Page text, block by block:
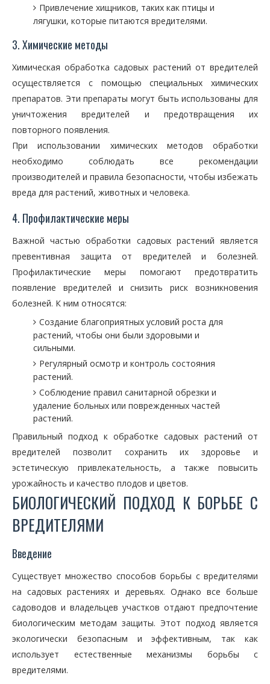
Привлечение хищников, таких как птицы и
лягушки, которые питаются вредителями.
3. Химические методы
Химическая обработка садовых растений от вредителей
осуществляется с помощью специальных химических
препаратов. Эти препараты могут быть использованы для
уничтожения вредителей и предотвращения их
повторного появления.
При использовании химических методов обработки
необходимо соблюдать все рекомендации
производителей и правила безопасности, чтобы избежать
вреда для растений, животных и человека.
4. Профилактические меры
Важной частью обработки садовых растений является
превентивная защита от вредителей и болезней.
Профилактические меры помогают предотвратить
появление вредителей и снизить риск возникновения
болезней. К ним относятся:
Создание благоприятных условий роста для
растений, чтобы они были здоровыми и
сильными.
Регулярный осмотр и контроль состояния
растений.
Соблюдение правил санитарной обрезки и
удаление больных или поврежденных частей
растений.
Правильный подход к обработке садовых растений от
вредителей позволит сохранить их здоровье и
эстетическую привлекательность, а также повысить
урожайность и качество плодов и цветов.
БИОЛОГИЧЕСКИЙ ПОДХОД К БОРЬБЕ С
ВРЕДИТЕЛЯМИ
Введение
Существует множество способов борьбы с вредителями
на садовых растениях и деревьях. Однако все больше
садоводов и владельцев участков отдают предпочтение
биологическим методам защиты. Этот подход является
экологически безопасным и эффективным, так как
использует естественные механизмы борьбы с
вредителями.